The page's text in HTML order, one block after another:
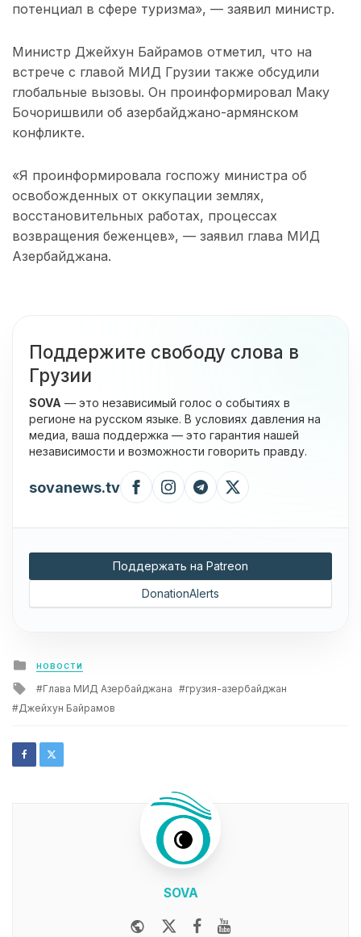
потенциал в сфере туризма», — заявил министр.
Министр Джейхун Байрамов отметил, что на
встрече с главой МИД Грузии также обсудили
глобальные вызовы. Он проинформировал Маку
Бочоришвили об азербайджано-армянском
конфликте.
«Я проинформировала госпожу министра об
освобожденных от оккупации землях,
восстановительных работах, процессах
возвращения беженцев», — заявил глава МИД
Азербайджана.
Поддержите свободу слова в
Грузии
SOVA — это независимый голос о событиях в
регионе на русском языке. В условиях давления на
медиа, ваша поддержка — это гарантия нашей
независимости и возможности говорить правду.
sovanews.tv
Поддержать на Patreon
DonationAlerts
Posted
in
НОВОСТИ
Tagged
with
Глава МИД Азербайджана
грузия-азербайджан
Джейхун Байрамов
SOVA
WebsiteTwitterFacebook